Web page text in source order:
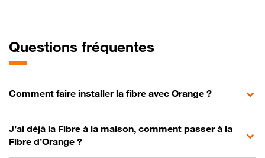
Questions fréquentes
Comment faire installer la fibre avec Orange ?
J’ai déjà la Fibre à la maison, comment passer à la
Fibre d’Orange ?